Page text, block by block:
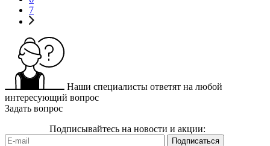
7
Наши специалисты ответят на любой
интересующий вопрос
Задать вопрос
Подписывайтесь на новости и акции: